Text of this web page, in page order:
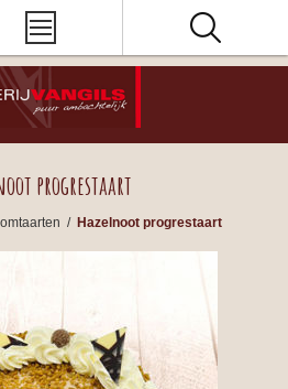
progrestaart
/ Hazelnoot progrestaart